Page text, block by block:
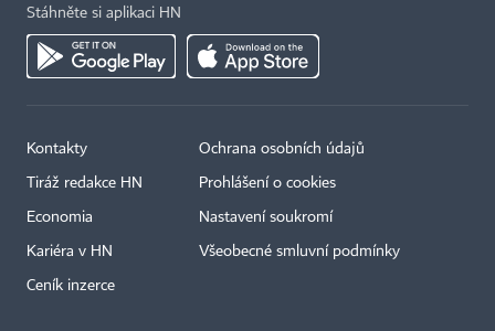
Stáhněte si aplikaci HN
Kontakty
Tiráž redakce HN
Economia
Kariéra v HN
Ceník inzerce
Ochrana osobních údajů
Prohlášení o cookies
Nastavení soukromí
Všeobecné smluvní podmínky